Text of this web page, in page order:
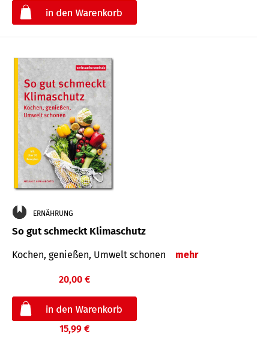
ERNÄHRUNG
So gut schmeckt Klimaschutz
Kochen, genießen, Umwelt schonen mehr
20,00 €
15,99 €